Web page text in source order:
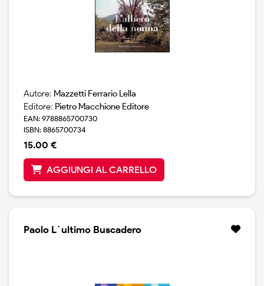
Autore: Mazzetti Ferrario Lella
Editore: Pietro Macchione Editore
EAN: 9788865700730
ISBN: 8865700734
15.00 €
AGGIUNGI AL CARRELLO
Paolo L`ultimo Buscadero